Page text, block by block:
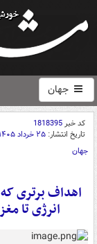
جهان
کد خبر1818395
تاریخ انتشار: ۲۵ خرداد ۱۴۰۵ - ۱۰:۳۶
جهان
انرژی تا